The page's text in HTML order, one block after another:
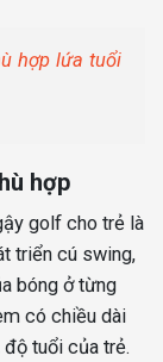
hợp lứa tuổi
hợp
golf cho trẻ là
triển cú swing,
bóng ở từng
có chiều dài
tuổi của trẻ.